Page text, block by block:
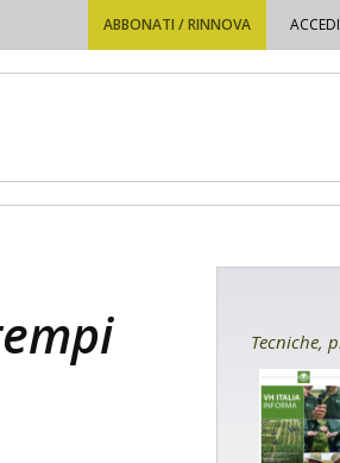
ABBONATI / RINNOVA
Tecniche,